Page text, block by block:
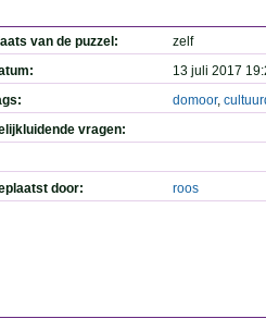
van de puzzel:
zelf
13 juli 2017
domoor,
vragen:
door: roos